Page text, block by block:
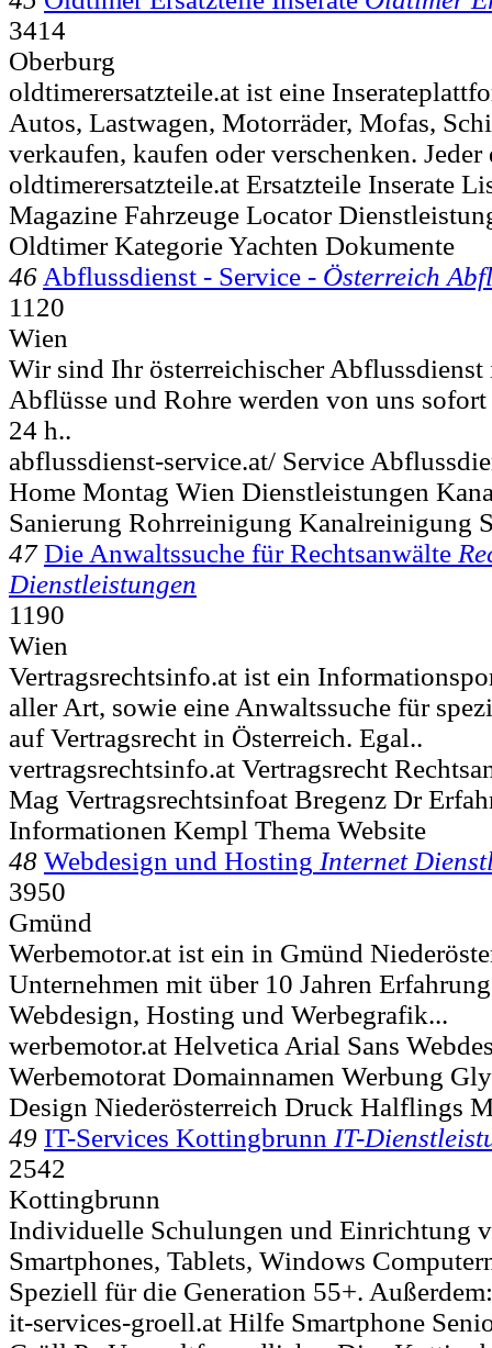
3414
Oberburg
oldtimerersatzteile.at ist eine
Autos, Lastwagen, Motorräder, Mofas,
verkaufen, kaufen oder verschenken. Jeder
oldtimerersatzteile.at Ersatzteile Inserate
Magazine Fahrzeuge Locator
Oldtimer Kategorie Yachten Dokumente
46 Abflussdienst - Service - Österreich
1120
Wien
Wir sind Ihr österreichischer
Abflüsse und Rohre werden von uns
24 h..
abflussdienst-service.at/ Service
Home Montag Wien Dienstleistungen
Sanierung Rohrreinigung Kanalreinigung
47 Die Anwaltssuche für Rechtsanwälte
Dienstleistungen
1190
Wien
Vertragsrechtsinfo.at ist ein
aller Art, sowie eine Anwaltssuche für
auf Vertragsrecht in Österreich. Egal..
vertragsrechtsinfo.at Vertragsrecht
Mag Vertragsrechtsinfoat Bregenz Dr
Informationen Kempl Thema Website
48 Webdesign und Hosting Internet
3950
Gmünd
Werbemotor.at ist ein in Gmünd
Unternehmen mit über 10 Jahren
Webdesign, Hosting und Werbegrafik...
werbemotor.at Helvetica Arial Sans
Werbemotorat Domainnamen Werbung
Design Niederösterreich Druck Halflings
49 IT-Services Kottingbrunn IT-
2542
Kottingbrunn
Individuelle Schulungen und Einrichtung
Smartphones, Tablets, Windows
Speziell für die Generation 55+.
it-services-groell.at Hilfe Smartphone